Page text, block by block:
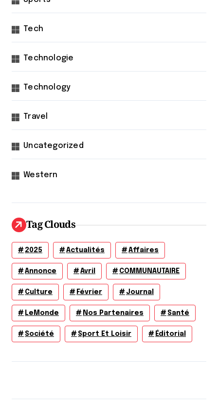
Tech
Technologie
Technology
Travel
Uncategorized
Western
Tag Clouds
2025 Actualités Affaires
Annonce Avril COMMUNAUTAIRE
Culture Février Journal
LeMonde Nos Partenaires Santé
Société Sport Et Loisir Éditorial